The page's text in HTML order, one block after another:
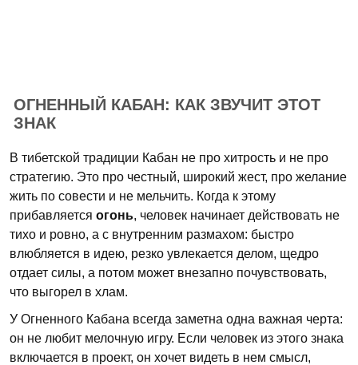
ОГНЕННЫЙ КАБАН: КАК ЗВУЧИТ ЭТОТ
ЗНАК
В тибетской традиции Кабан не про хитрость и не про
стратегию. Это про честный, широкий жест, про желание
жить по совести и не мельчить. Когда к этому
прибавляется огонь, человек начинает действовать не
тихо и ровно, а с внутренним размахом: быстро
влюбляется в идею, резко увлекается делом, щедро
отдает силы, а потом может внезапно почувствовать,
что выгорел в хлам.
У Огненного Кабана всегда заметна одна важная черта:
он не любит мелочную игру. Если человек из этого знака
включается в проект, он хочет видеть в нем смысл,